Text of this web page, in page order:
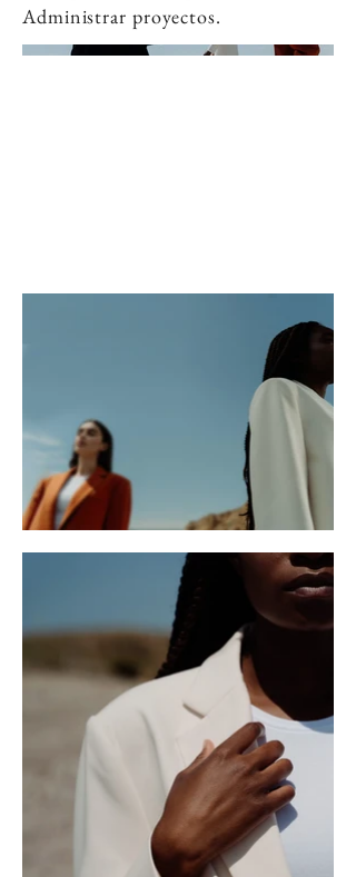
Administrar proyectos.